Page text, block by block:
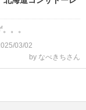
。。
03/02
by なべきちさん